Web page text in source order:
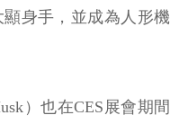
顯身手，並成為人形機
）也在CES展會期間